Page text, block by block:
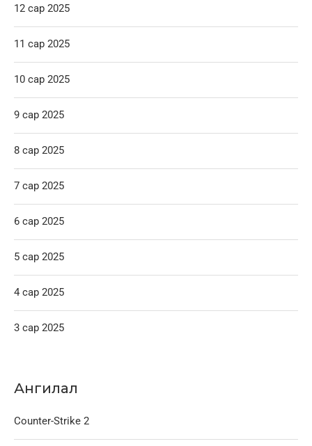
12 сар 2025
11 сар 2025
10 сар 2025
9 сар 2025
8 сар 2025
7 сар 2025
6 сар 2025
5 сар 2025
4 сар 2025
3 сар 2025
Ангилал
Counter-Strike 2